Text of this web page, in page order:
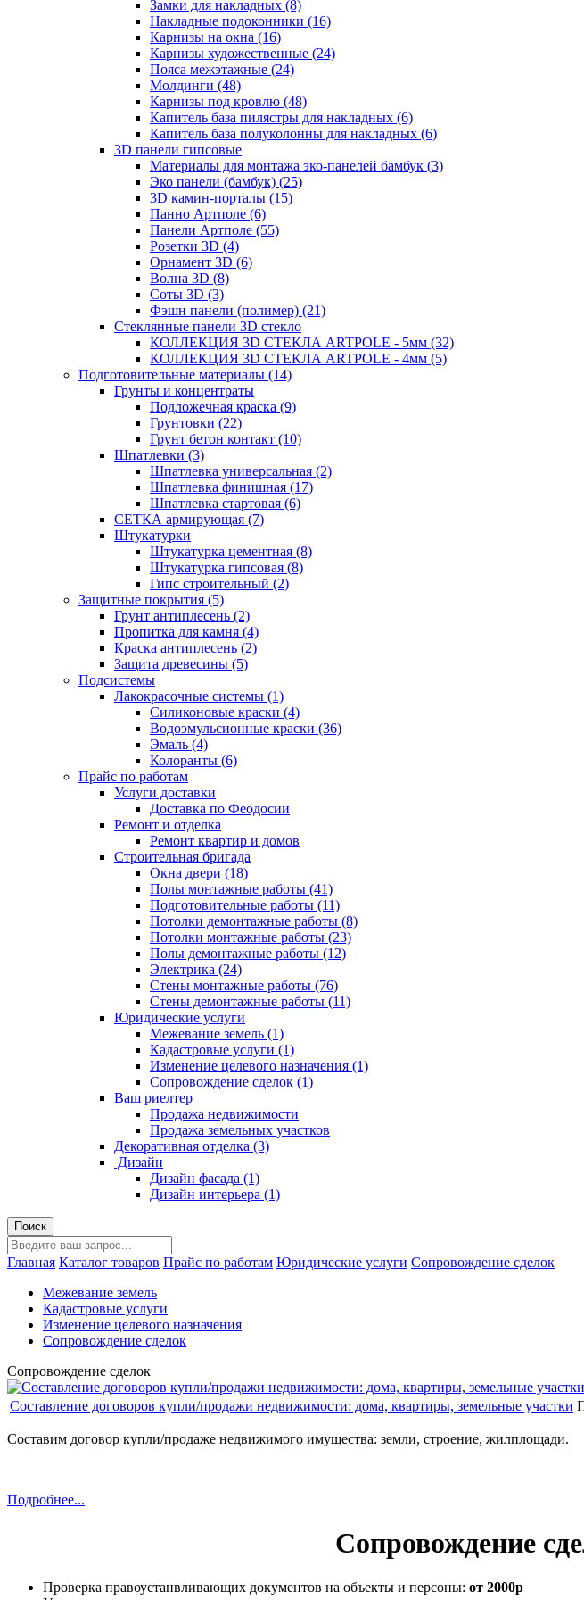
Замки для накладных (8)
Накладные подоконники (16)
Карнизы на окна (16)
Карнизы художественные (24)
Пояса межэтажные (24)
Молдинги (48)
Карнизы под кровлю (48)
Капитель база пилястры для накладных (6)
Капитель база полуколонны для накладных (6)
3D панели гипсовые
Материалы для монтажа эко-панелей бамбук (3)
Эко панели (бамбук) (25)
3D камин-порталы (15)
Панно Артполе (6)
Панели Артполе (55)
Розетки 3D (4)
Орнамент 3D (6)
Волна 3D (8)
Соты 3D (3)
Фэшн панели (полимер) (21)
Стеклянные панели 3D стекло
КОЛЛЕКЦИЯ 3D СТЕКЛА ARTPOLE - 5мм (32)
КОЛЛЕКЦИЯ 3D СТЕКЛА ARTPOLE - 4мм (5)
Подготовительные материалы (14)
Грунты и концентраты
Подложечная краска (9)
Грунтовки (22)
Грунт бетон контакт (10)
Шпатлевки (3)
Шпатлевка универсальная (2)
Шпатлевка финишная (17)
Шпатлевка стартовая (6)
СЕТКА армирующая (7)
Штукатурки
Штукатурка цементная (8)
Штукатурка гипсовая (8)
Гипс строительный (2)
Защитные покрытия (5)
Грунт антиплесень (2)
Пропитка для камня (4)
Краска антиплесень (2)
Защита древесины (5)
Подсистемы
Лакокрасочные системы (1)
Силиконовые краски (4)
Водоэмульсионные краски (36)
Эмаль (4)
Колоранты (6)
Прайс по работам
Услуги доставки
Доставка по Феодосии
Ремонт и отделка
Ремонт квартир и домов
Строительная бригада
Окна двери (18)
Полы монтажные работы (41)
Подготовительные работы (11)
Потолки демонтажные работы (8)
Потолки монтажные работы (23)
Полы демонтажные работы (12)
Электрика (24)
Стены монтажные работы (76)
Стены демонтажные работы (11)
Юридические услуги
Межевание земель (1)
Кадастровые услуги (1)
Изменение целевого назначения (1)
Сопровождение сделок (1)
Ваш риелтер
Продажа недвижимости
Продажа земельных участков
Декоративная отделка (3)
Дизайн
Дизайн фасада (1)
Дизайн интерьера (1)
Главная Каталог товаров Прайс по работам Юридические услуги Сопровождение сделок
Межевание земель
Кадастровые услуги
Изменение целевого назначения
Сопровождение сделок
Сопровождение сделок
Составление договоров купли/продажи недвижимости: дома, квартиры, земельные участки
Составим договор купли/продаже недвижимого имущества: земли, строение, жилплощади.
Подробнее...
Сопровождение
Проверка правоустанвливающих документов на объекты и персоны: от 2000р